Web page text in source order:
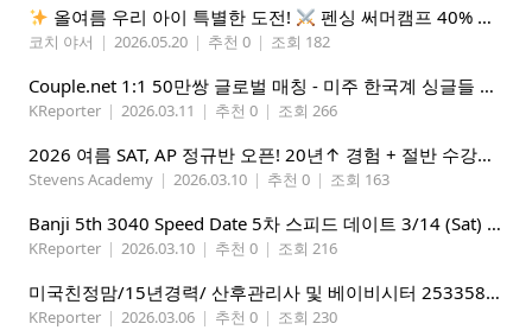
올여름 우리 아이 특별한 도전! 펜싱 써머캠프 40% 선착순 할인
코치 야서 | 2026.05.20 | 추천 0 | 조회 182
Couple.net 1:1 50만쌍 글로벌 매칭 - 미주 한국계 싱글들 모이세요
KReporter | 2026.03.11 | 추천 0 | 조회 266
2026 여름 SAT, AP 정규반 오픈! 20년↑ 경험 + 절반 수강료 (얼리버드 5%할인)
Stevens Academy | 2026.03.10 | 추천 0 | 조회 163
Banji 5th 3040 Speed Date 5차 스피드 데이트 3/14 (Sat) 5-8PM
KReporter | 2026.03.10 | 추천 0 | 조회 216
미국친정맘/15년경력/ 산후관리사 및 베이비시터 2533580937 mom1004usa.com / 미주전지역파견업무
KReporter | 2026.03.06 | 추천 0 | 조회 230